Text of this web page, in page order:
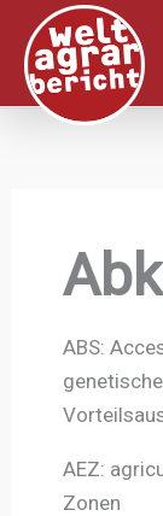
Inhalt
springen
ABS:
AEZ:
Zonen